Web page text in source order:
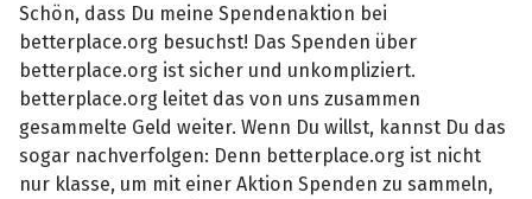
Schön, dass Du meine Spendenaktion bei
betterplace.org besuchst! Das Spenden über
betterplace.org ist sicher und unkompliziert.
betterplace.org leitet das von uns zusammen
gesammelte Geld weiter. Wenn Du willst, kannst Du das
sogar nachverfolgen: Denn betterplace.org ist nicht
nur klasse, um mit einer Aktion Spenden zu sammeln,